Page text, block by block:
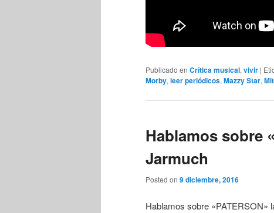
Publicado en Crítica musical, vivir |
Morby, leer periódicos, Mazzy Star,
Hablamos sobre
Jarmuch
Posted on 9 diciembre, 2016
Hablamos sobre «PATERSON»